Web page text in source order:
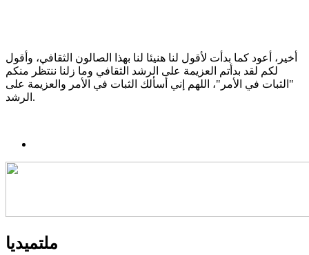
أخير، أعود كما بدأت لأقول لنا هنيئا لنا بهذا الصالون الثقافي، وأقول
لكم لقد بدأتم العزيمة على الرشد الثقافي وما زلنا ننتظر منكم
"الثبات في الأمر"، اللهم إني أسألك الثبات في الأمر والعزيمة على
الرشد.
ملتميديا